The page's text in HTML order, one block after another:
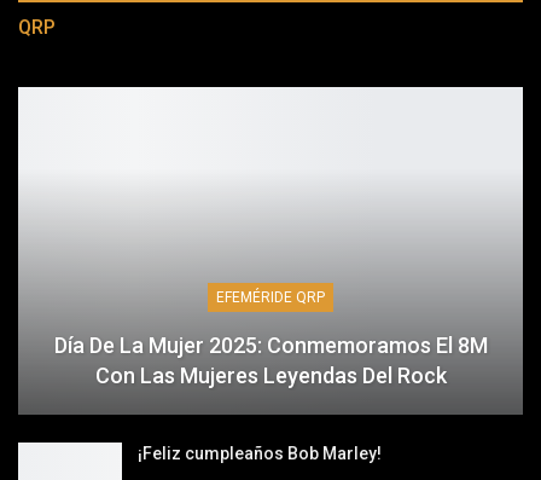
QRP
EFEMÉRIDE QRP
Día De La Mujer 2025: Conmemoramos El 8M
Con Las Mujeres Leyendas Del Rock
¡Feliz cumpleaños Bob Marley!